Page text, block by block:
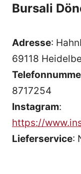
Bursali
Adresse:
69118
8717254
Instagram:
https://
Lieferservice: